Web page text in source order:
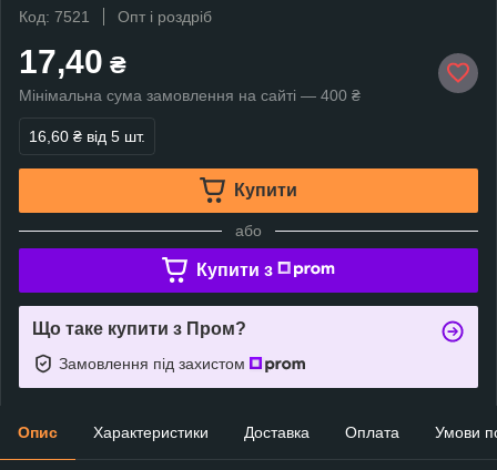
Код: 7521
Опт і роздріб
17,40 ₴
Мінімальна сума замовлення на сайті — 400 ₴
16,60 ₴ від 5 шт.
Купити
або
Купити з
Що таке купити з Пром?
Замовлення під захистом
Опис Характеристики Доставка Оплата Умови